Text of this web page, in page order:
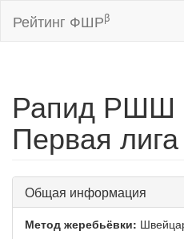
Рейтинг ФШРβ
Рапид
Первая лига
Общая информация
Метод жеребьёвки: